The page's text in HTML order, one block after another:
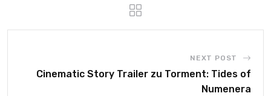
NEXT POST
Cinematic Story Trailer zu Torment: Tides of
Numenera